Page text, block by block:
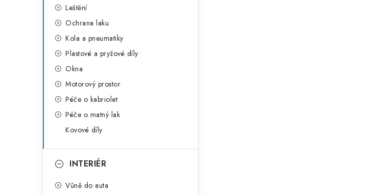
Leštění
Ochrana laku
Kola a pneumatiky
Plastové a pryžové díly
Okna
Motorový prostor
Péče o kabriolet
Péče o matný lak
Kovové díly
INTERIÉR
Vůně do auta